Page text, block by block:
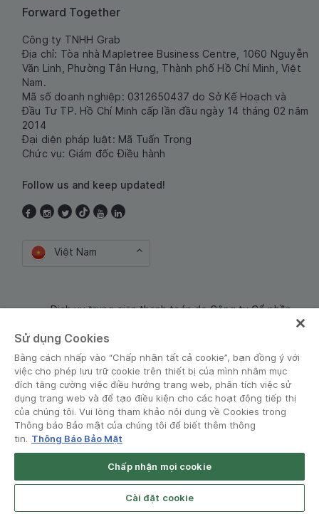
Forward Together
Công ty TNHH Grab
Địa chỉ: Tòa nhà Mapletree Business Centre, 1060 Nguyễn
Văn Linh, Phường Tân Hưng, Thành phố Hồ Chí Minh, Việt
Nam.
Mã số doanh nghiệp: 0312650437 do Sở Kế Hoạch và
Đầu Tư TP. Hồ Chí Minh cấp lần đầu ngày 14 tháng 02 năm
2014
Đại diện pháp luật: Mã Tuấn Trọng
Chức vụ: Giám đốc Điều hành
Follow us and keep updated!
Việt Nam
Dịch vụ trung gian thanh toán do Công ty Cổ phần
Điều khoản và Chính sách
© Grab 2010 - 2026
Sử dụng Cookies
Bằng cách nhấp vào “Chấp nhận tất cả cookie”, bạn đồng ý với
việc cho phép lưu trữ cookie trên thiết bị của mình nhằm mục
đích tăng cường việc điều hướng trang web, phân tích việc sử
dụng trang web và để tạo điều kiện cho các hoạt động tiếp thị
của chúng tôi. Vui lòng tham khảo nội dung về Cookies trong
Thông báo Bảo mật của chúng tôi để biết thêm thông
tin. Thông Báo Bảo Mật
Chấp nhận mọi cookie
Cài đặt cookie